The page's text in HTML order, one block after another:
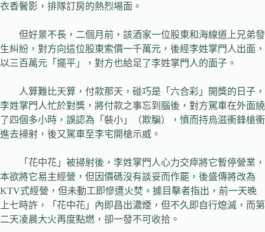
衣香鬢影，排隊訂房的熱烈場面。
但好景不長，二個月前，該酒家一位股東和海線道上兄弟發
生糾紛，對方向這位股東索價一千萬元，後經李姓掌門人出面，
以三百萬元「擺平」，對方也給足了李姓掌門人的面子。
人算難比天算，付款那天，碰巧是「六合彩」開獎的日子，
李姓掌門人忙於對獎，將付款之事忘到腦後，對方駕車在外面繞
了四個多小時，誤認為「裝小」（欺騙），憤而持烏滋衝鋒槍衝
進去掃射，後又駕車至李宅開槍示威。
「花中花」被掃射後，李姓掌門人心力交瘁將它暫停營業，
本欲將它易主經營，但因價碼沒有談妥而作罷，後盛傳將改為
KTV式經營，但未動工即慘遭火焚。據目擊者指出，前一天晚
上七時許，「花中花」內即昌出濃煙，但不久即自行熄滅，而第
二天凌晨大火再度點燃，卻一發不可收拾。